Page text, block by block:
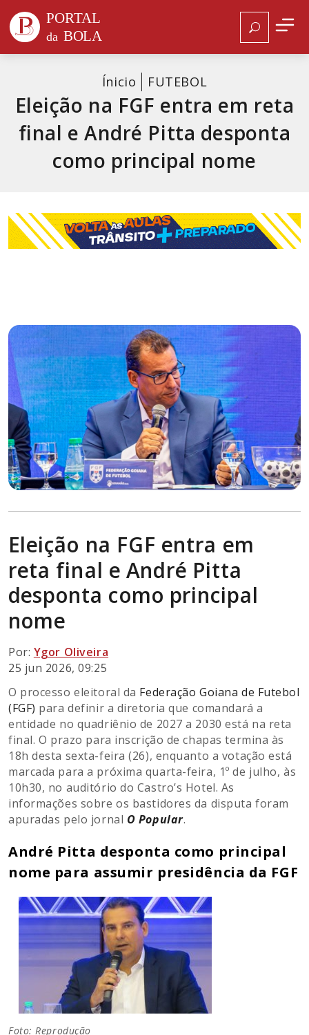
Ínicio FUTEBOL
Eleição na FGF entra em reta
final e André Pitta desponta
como principal nome
Eleição na FGF entra em
reta final e André Pitta
desponta como principal
nome
Por: Ygor Oliveira
25 jun 2026, 09:25
O processo eleitoral da Federação Goiana de Futebol
(FGF) para definir a diretoria que comandará a
entidade no quadriênio de 2027 a 2030 está na reta
final. O prazo para inscrição de chapas termina às
18h desta sexta-feira (26), enquanto a votação está
marcada para a próxima quarta-feira, 1º de julho, às
10h30, no auditório do Castro’s Hotel. As
informações sobre os bastidores da disputa foram
apuradas pelo jornal O Popular.
André Pitta desponta como principal
nome para assumir presidência da FGF
Foto: Reprodução